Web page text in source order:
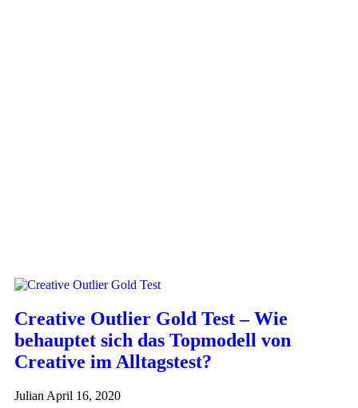
Creative Outlier Gold Test – Wie
behauptet sich das Topmodell von
Creative im Alltagstest?
Julian April 16, 2020